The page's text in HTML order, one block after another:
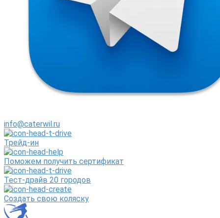
info@caterwil.ru
Трейд-ин
Поможем получить сертификат
Тест-драйв 20 городов
Создать свою коляску